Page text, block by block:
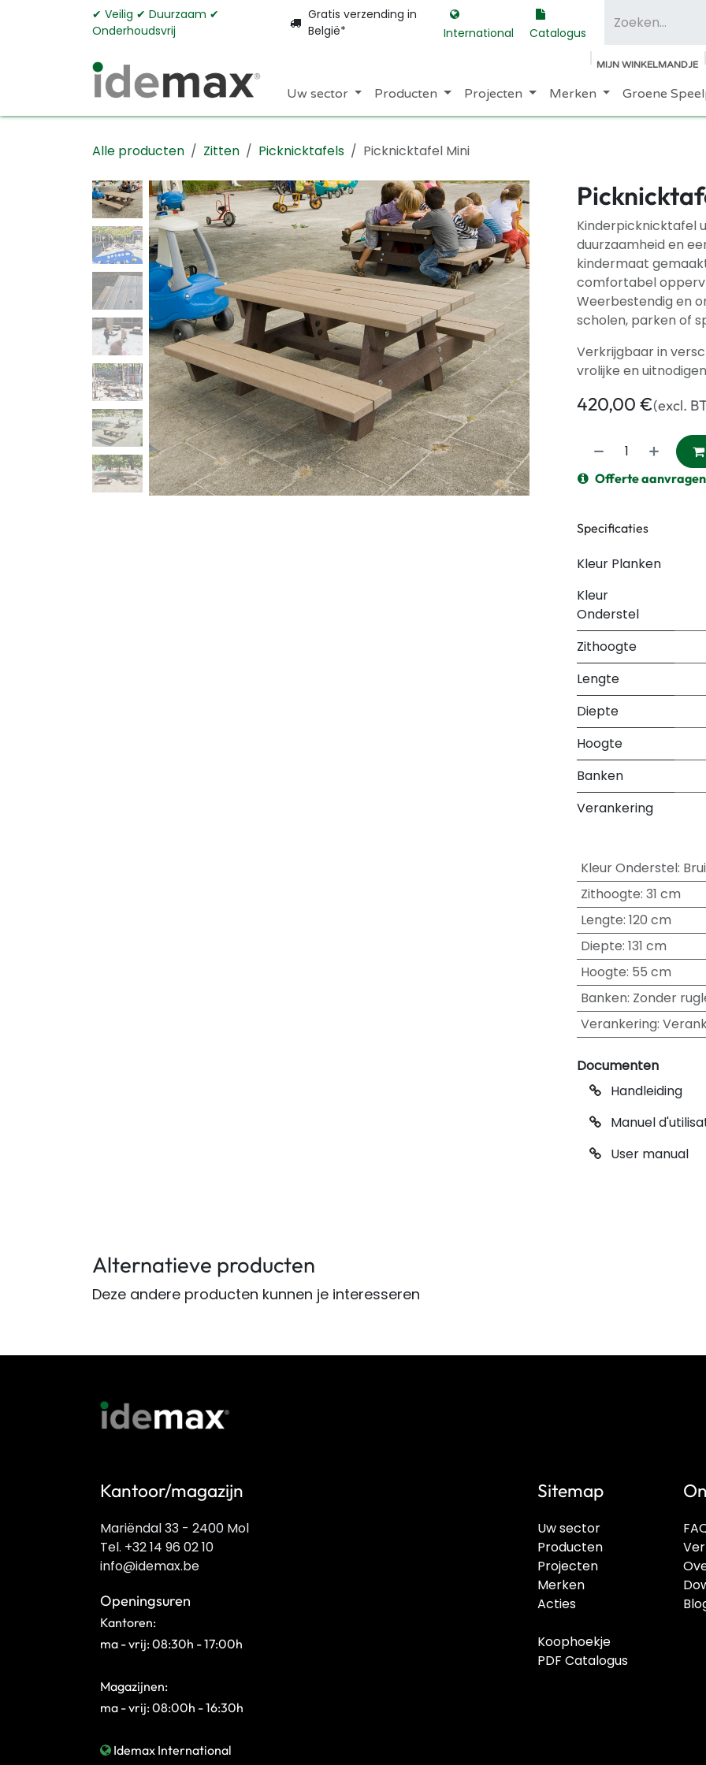
Overslaan naar inhoud✔︎ Veilig ✔︎ Duurzaam ✔︎
Onderhoudsvrij
Gratis verzending in
België*
International Catalogus
MIJN WINKELMANDJE
Uw sector Producten Projecten Merken Groene
Alle producten Zitten Picknicktafels Picknicktafel Mini
Kinderpicknicktafel
duurzaamheid en
kindermaat
comfortabel
Weerbestendig en
scholen, parken of
Verkrijgbaar in
vrolijke en
420,00 €(excl.
Offerte
Specificaties
Kleur Planken
Kleur
Onderstel
Zithoogte
Lengte
Diepte
Hoogte
Banken
Verankering
Kleur Onderstel:
Zithoogte: 31 cm
Lengte: 120 cm
Diepte: 131 cm
Hoogte: 55 cm
Banken: Zonder
Verankering:
Documenten
Handleiding
Manuel
User manual
Alternatieve producten
Deze andere producten kunnen je interesseren
Kantoor/magazijn
Uw sector
Producten
Projecten
Merken
Acties
Koophoekje
PDF Catalogus
Sitemap
Mariëndal 33 - 2400 Mol
Tel. +32 14 96 02 10
info@idemax.be
Openingsuren
Kantoren:
ma - vrij: 08:30h - 17:00h
Magazijnen:
ma - vrij: 08:00h - 16:30h
Idemax International